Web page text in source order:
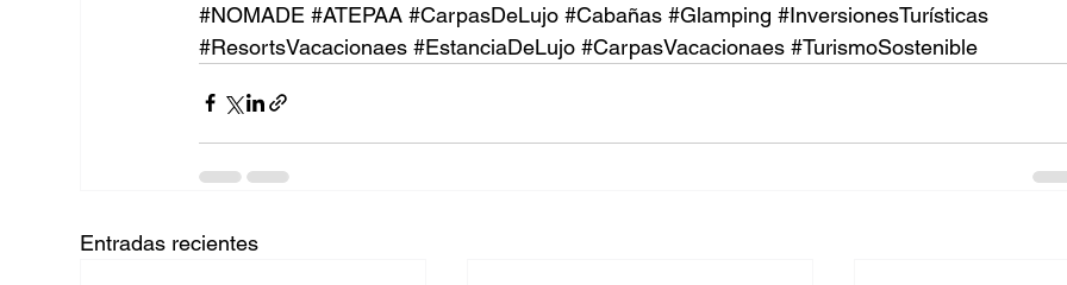
#NOMADE #ATEPAA #CarpasDeLujo #Cabañas #Glamping #InversionesTurísticas
#ResortsVacacionaes #EstanciaDeLujo #CarpasVacacionaes #TurismoSostenible
Entradas recientes